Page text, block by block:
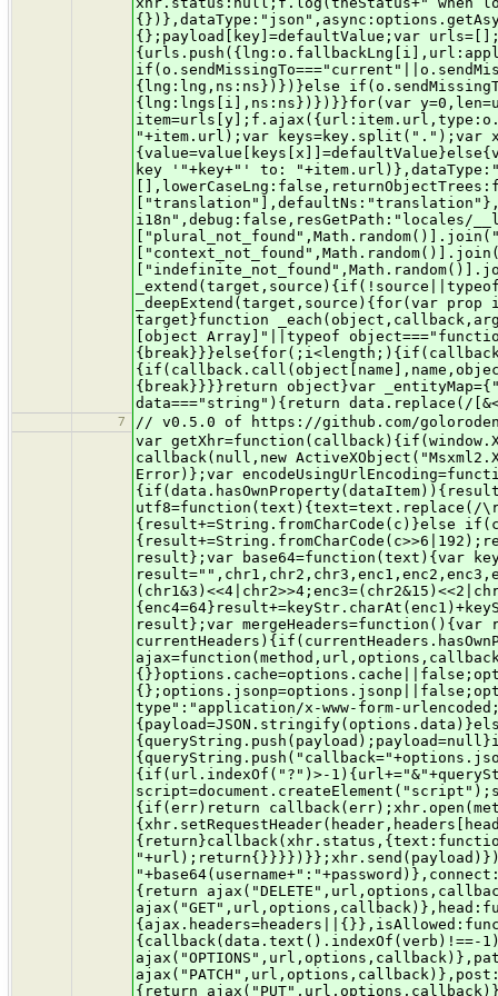
7
// v0.5.0 of https://github.com/
var getXhr=function(callback){if(window.XMLHttpRequest){return callback(null,new XMLHttpRequest)}else if(window.ActiveXObject){try{return callback(null,new ActiveXObject("Msxml2.XMLHTTP"))}catch(e){return callback(null,new ActiveXObject("Microsoft.XMLHTTP"))}}return callback(new Error)};var encodeUsingUrlEncoding=function(data){if(typeof data==="string"){return data}var result=[];for(var dataItem in data){if(data.hasOwnProperty(dataItem)){result.push(encodeURIComponent(dataItem)+"="+encodeURIComponent(data[dataItem]))}}return result.join("&")};var utf8=function(text){text=text.replace(/\r\n/g,"\n");var result="";for(var i=0;i<text.length;i++){var c=text.charCodeAt(i);if(c<128){result+=String.fromCharCode(c)}else if(c>127&&c<2048){result+=String.fromCharCode(c>>6|192);result+=String.fromCharCode(c&63|128)}else{result+=String.fromCharCode(c>>12|224);result+=String.fromCharCode(c>>6&63|128);result+=String.fromCharCode(c&63|128)}}return result};var base64=function(text){var keyStr="ABCDEFGHIJKLMNOPQRSTUVWXYZabcdefghijklmnopqrstuvwxyz0123456789+/=";text=utf8(text);var result="",chr1,chr2,chr3,enc1,enc2,enc3,enc4,i=0;do{chr1=text.charCodeAt(i++);chr2=text.charCodeAt(i++);chr3=text.charCodeAt(i++);enc1=chr1>>2;enc2=(chr1&3)<<4|chr2>>4;enc3=(chr2&15)<<2|chr3>>6;enc4=chr3&63;if(isNaN(chr2)){enc3=enc4=64}else if(isNaN(chr3)){enc4=64}result+=keyStr.charAt(enc1)+keyStr.charAt(enc2)+keyStr.charAt(enc3)+keyStr.charAt(enc4);chr1=chr2=chr3="";enc1=enc2=enc3=enc4=""}while(i<text.length);return result};var mergeHeaders=function(){var result=arguments[0];for(var i=1;i<arguments.length;i++){var currentHeaders=arguments[i];for(var header in currentHeaders){if(currentHeaders.hasOwnProperty(header)){result[header]=currentHeaders[header]}}}return result};var ajax=function(method,url,options,callback){if(typeof options==="function"){callback=options;options={}}options.cache=options.cache||false;options.data=options.data||{};options.headers=options.headers||{};options.jsonp=options.jsonp||false;options.async=options.async===undefined?true:options.async;var headers=mergeHeaders({accept:"*/*","content-type":"application/x-www-form-urlencoded;charset=UTF-8"},ajax.headers,options.headers);var payload;if(headers["content-type"]==="application/json"){payload=JSON.stringify(options.data)}else{payload=encodeUsingUrlEncoding(options.data)}if(method==="GET"){var queryString=[];if(payload){queryString.push(payload);payload=null}if(!options.cache){queryString.push("_="+(new Date).getTime())}if(options.jsonp){queryString.push("callback="+options.jsonp);queryString.push("jsonp="+options.jsonp)}queryString=queryString.join("&");if(queryString.length>1){if(url.indexOf("?")>-1){url+="&"+queryString}else{url+="?"+queryString}}if(options.jsonp){var head=document.getElementsByTagName("head")[0];var